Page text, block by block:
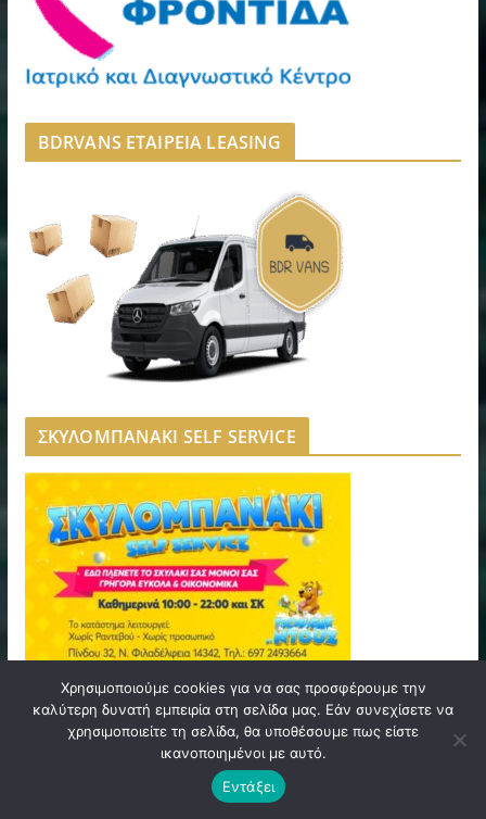
BDRVANS ΕΤΑΙΡΕΙΑ LEASING
ΣΚΥΛΟΜΠΑΝΑΚΙ SELF SERVICE
TOLMI A&A MASSAGE & SPA
Χρησιμοποιούμε cookies για να σας προσφέρουμε την
καλύτερη δυνατή εμπειρία στη σελίδα μας. Εάν συνεχίσετε να
χρησιμοποιείτε τη σελίδα, θα υποθέσουμε πως είστε
ικανοποιημένοι με αυτό.
Εντάξει